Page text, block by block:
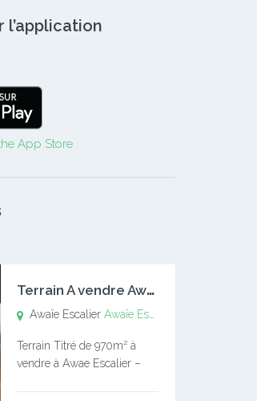
T
errain A vendre Awaïe Escalier
Awaïe EscalierAwaïe Escalier
Terrain Titré de 970m² à
vendre à Awae Escalier –